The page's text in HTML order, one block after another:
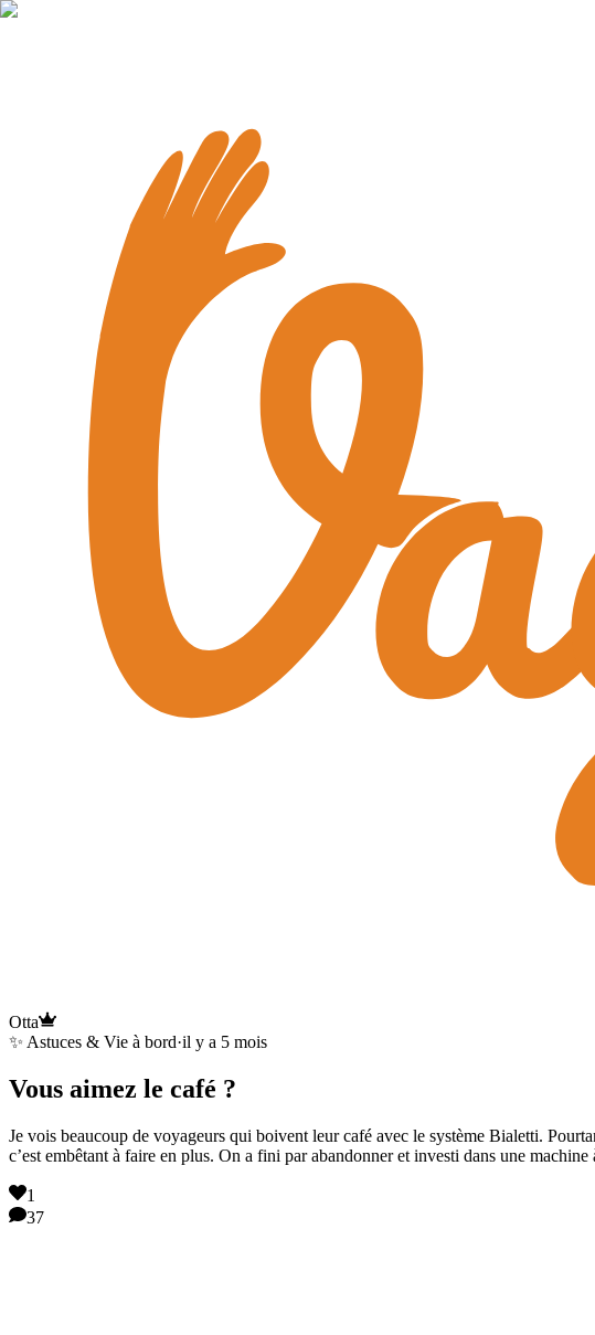
Otta
✨ Astuces & Vie à bord·il y a 5 mois
Vous aimez le café ?
Je vois beaucoup de voyageurs qui boivent leur café avec le système Bialetti.
c’est embêtant à faire en plus. On a fini par abandonner et investi dans une
1
37